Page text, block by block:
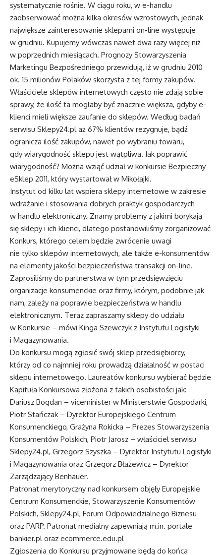
systematycznie rośnie. W ciągu roku, w e-handlu
zaobserwować można kilka okresów wzrostowych, jednak
największe zainteresowanie sklepami on-line występuje
w grudniu. Kupujemy wówczas nawet dwa razy więcej niż
w poprzednich miesiącach. Prognozy Stowarzyszenia
Marketingu Bezpośredniego przewidują, iż w grudniu 2010
ok. 15 milionów Polaków skorzysta z tej formy zakupów.
Właściciele sklepów internetowych często nie zdają sobie
sprawy, że ilość ta mogłaby być znacznie większa, gdyby e-
klienci mieli większe zaufanie do sklepów. Według badań
serwisu Sklepy24.plaż 67% klientów rezygnuje, bądź
ogranicza ilość zakupów, nawet po wybraniu towaru,
gdy wiarygodność sklepu jest wątpliwa. Jak poprawić
wiarygodność? Można wziąć udział w konkursie Bezpieczny
eSklep 2011, który wystartował w Mikołajki.
Instytut od kilku lat wspiera sklepy internetowe w zakresie
wdrażanie i stosowania dobrych praktyk gospodarczych
w handlu elektroniczny. Znamy problemy z jakimi borykają
się sklepy i ich klienci, dlatego postanowiliśmy zorganizować
Konkurs, którego celem będzie zwrócenie uwagi
nie tylko sklepów internetowych, ale także e-konsumentów
na elementy jakości bezpieczeństwa transakcji on-line.
Zaprosiliśmy do partnerstwa w tym przedsięwzięciu
organizacje konsumenckie oraz firmy, którym, podobnie jak
nam, zależy na poprawie bezpieczeństwa w handlu
elektronicznym. Teraz zapraszamy sklepy do udziału
w Konkursie – mówi Kinga Szewczyk z Instytutu Logistyki
i Magazynowania.
Do konkursu mogą zgłosić swój sklep przedsiębiorcy,
którzy od co najmniej roku prowadzą działalność w postaci
sklepu internetowego. Laureatów konkursu wybierać będzie
Kapituła Konkursowa złożona z takich osobistości jak:
Dariusz Bogdan – viceminister w Ministerstwie Gospodarki,
Piotr Stańczak – Dyrektor Europejskiego Centrum
Konsumenckiego, Grażyna Rokicka – Prezes Stowarzyszenia
Konsumentów Polskich, Piotr Jarosz – właściciel serwisu
Sklepy24.pl, Grzegorz Szyszka – Dyrektor Instytutu Logistyki
i Magazynowania oraz Grzegorz Błażewicz – Dyrektor
Zarządzający Benhauer.
Patronat merytoryczny nad konkursem objęły Europejskie
Centrum Konsumenckie, Stowarzyszenie Konsumentów
Polskich, Sklepy24.pl, Forum Odpowiedzialnego Biznesu
oraz PARP. Patronat medialny zapewniają m.in. portale
bankier.ploraz ecommerce.edu.pl
Zgłoszenia do Konkursu przyjmowane będą do końca